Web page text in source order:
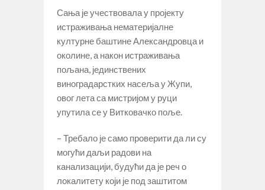
Сања је учествовала у пројекту
истраживања нематеријалне
културне баштине Александровца и
околине, а након истраживања
пољана, јединствених
виноградарстких насеља у Жупи,
овог лета са мистријом у руци
упутила се у Витковачко поље.
– Требало је само проверити да ли су
могући даљи радови на
канализацији, будући да је реч о
локалитету који је под заштитом